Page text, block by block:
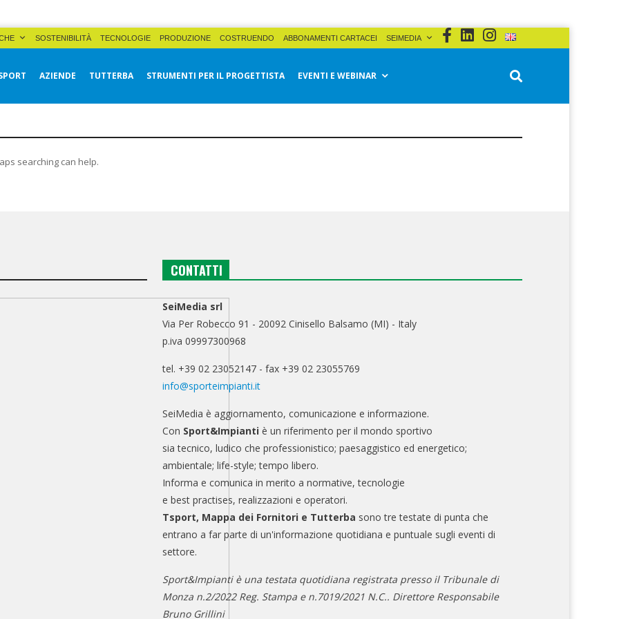
SOSTENIBILITÀ TECNOLOGIE PRODUZIONE COSTRUENDO ABBONAMENTI CARTACEI SEIMEDIA
AZIENDE TUTTERBA STRUMENTI PER IL PROGETTISTA EVENTI E WEBINAR
searching can help.
CONTATTI
SeiMedia srl
Via Per Robecco 91 - 20092 Cinisello Balsamo (MI) - Italy
p.iva 09997300968
tel. +39 02 23052147 - fax +39 02 23055769
info@sporteimpianti.it
SeiMedia è aggiornamento, comunicazione e informazione.
Con Sport&Impianti è un riferimento per il mondo sportivo
sia tecnico, ludico che professionistico; paesaggistico ed energetico;
ambientale; life-style; tempo libero.
Informa e comunica in merito a normative, tecnologie
e best practises, realizzazioni e operatori.
Tsport, Mappa dei Fornitori e Tutterba sono tre testate di punta che
entrano a far parte di un'informazione quotidiana e puntuale sugli eventi di
settore.
Sport&Impianti è una testata quotidiana registrata presso il Tribunale di
Monza n.2/2022 Reg. Stampa e n.7019/2021 N.C.. Direttore Responsabile
Bruno Grillini